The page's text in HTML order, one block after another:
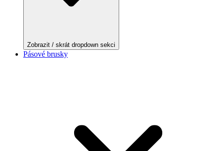
Zobrazit / skrát dropdown sekci
Pásové brusky